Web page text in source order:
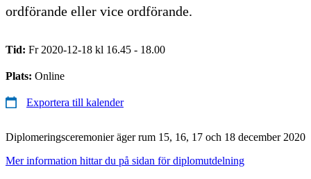
ordförande eller vice ordförande.
Tid: Fr 2020-12-18 kl 16.45 - 18.00
Plats: Online
Exportera till kalender
Diplomeringsceremonier äger rum 15, 16, 17 och 18 december 2020
Mer information hittar du på sidan för diplomutdelning